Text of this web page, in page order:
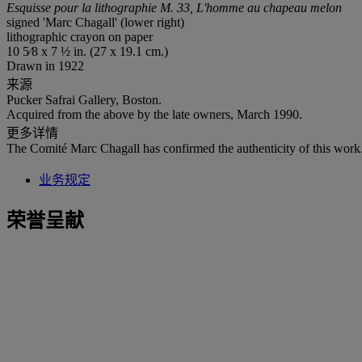
Esquisse pour la lithographie M. 33, L'homme au chapeau melon
signed 'Marc Chagall' (lower right)
lithographic crayon on paper
10 5⁄8 x 7 ½ in. (27 x 19.1 cm.)
Drawn in 1922
来源
Pucker Safrai Gallery, Boston.
Acquired from the above by the late owners, March 1990.
更多详情
The Comité Marc Chagall has confirmed the authenticity of this
业务规定
荣誉呈献